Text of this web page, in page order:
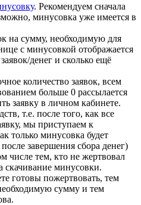
. Рекомендуем сначала
минусовка уже имеется в
на сумму, необходимую для
с минусовкой отображается
денег и сколько ещё
количество заявок, всем
больше 0 рассылается
заявку в личном кабинете.
т.е. после того, как все
мы приступаем к
только минусовка будет
завершения сбора денег)
числе тем, кто не жертвовал
скачивание минусовки.
готовы пожертвовать, тем
сумму и тем